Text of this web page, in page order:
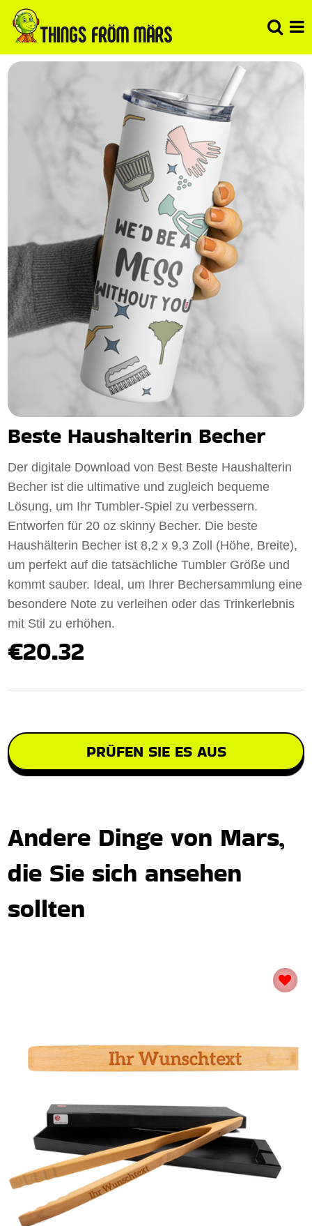
Beste Haushalterin Becher
Der digitale Download von Best Beste Haushalterin
Becher ist die ultimative und zugleich bequeme
Lösung, um Ihr Tumbler-Spiel zu verbessern.
Entworfen für 20 oz skinny Becher. Die beste
Haushälterin Becher ist 8,2 x 9,3 Zoll (Höhe, Breite),
um perfekt auf die tatsächliche Tumbler Größe und
kommt sauber. Ideal, um Ihrer Bechersammlung eine
besondere Note zu verleihen oder das Trinkerlebnis
mit Stil zu erhöhen.
€20.32
PRÜFEN SIE ES AUS
Andere Dinge von Mars,
die Sie sich ansehen
sollten